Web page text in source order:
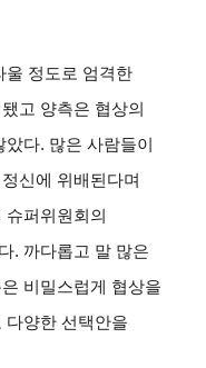
울 정도로 엄격한
고 양측은 협상의
았다. 많은 사람들이
신에 위배된다며
퍼위원회의
. 까다롭고 말 많은
비밀스럽게 협상을
다양한 선택안을